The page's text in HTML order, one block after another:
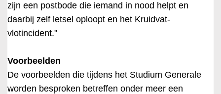
zijn een postbode die iemand in nood helpt en
daarbij zelf letsel oploopt en het Kruidvat-
vlotincident."
Voorbeelden
De voorbeelden die tijdens het Studium Generale
worden besproken betreffen onder meer een